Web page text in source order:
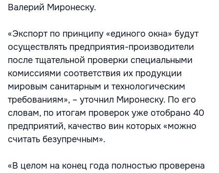
Валерий Миронеску.
«Экспорт по принципу «единого окна» будут
осуществлять предприятия-производители
после тщательной проверки специальными
комиссиями соответствия их продукции
мировым санитарным и технологическим
требованиям», – уточнил Миронеску. По его
словам, по итогам проверок уже отобрано 40
предприятий, качество вин которых «можно
считать безупречным».
«В целом на конец года полностью проверена